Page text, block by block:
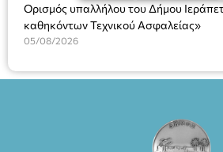
Ορισμός υπαλλήλου του Δήμου
καθηκόντων Τεχνικού Ασφαλείας»
05/08/2026